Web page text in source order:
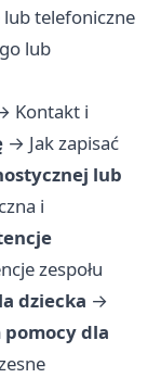
lub telefoniczne
lub
Kontakt i
→ Jak zapisać
lub
i
zespołu
dziecka →
pomocy dla